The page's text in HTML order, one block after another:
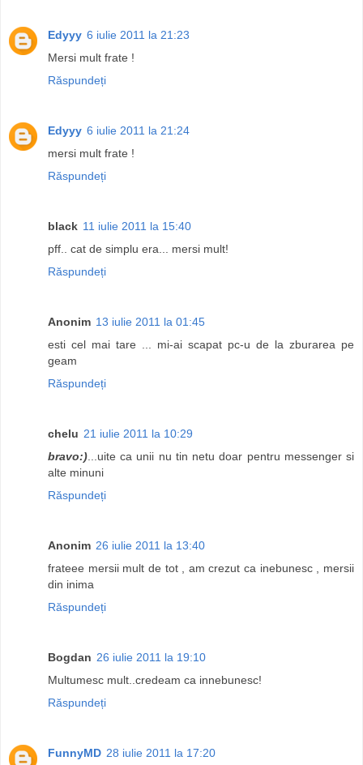
Edyyy 6 iulie 2011 la 21:23
Mersi mult frate !
Răspundeți
Edyyy 6 iulie 2011 la 21:24
mersi mult frate !
Răspundeți
black 11 iulie 2011 la 15:40
pff.. cat de simplu era... mersi mult!
Răspundeți
Anonim 13 iulie 2011 la 01:45
esti cel mai tare ... mi-ai scapat pc-u de la zburarea pe
geam
Răspundeți
chelu 21 iulie 2011 la 10:29
bravo:)...uite ca unii nu tin netu doar pentru messenger si
alte minuni
Răspundeți
Anonim 26 iulie 2011 la 13:40
frateee mersii mult de tot , am crezut ca inebunesc , mersii
din inima
Răspundeți
Bogdan 26 iulie 2011 la 19:10
Multumesc mult..credeam ca innebunesc!
Răspundeți
FunnyMD 28 iulie 2011 la 17:20